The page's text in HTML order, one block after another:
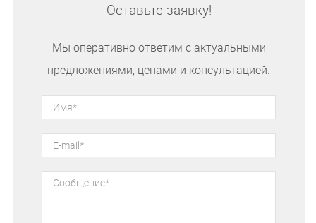
Оставьте заявку!
Мы оперативно ответим с актуальными
предложениями, ценами и консультацией.